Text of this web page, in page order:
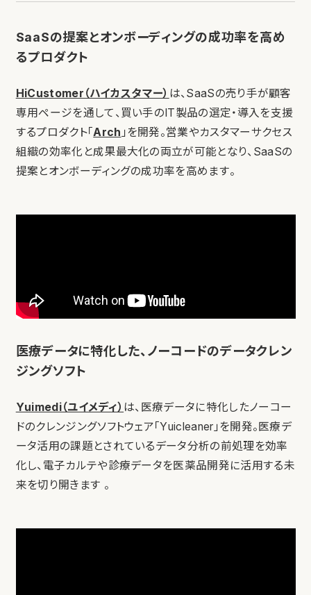
SaaSの提案とオンボーディングの成功率を高め
るプロダクト
HiCustomer（ハイカスタマー） は、SaaSの売り手が顧客
専用ページを通して、買い手のIT製品の選定・導入を支援
するプロダクト「Arch 」を開発。営業やカスタマーサクセス
組織の効率化と成果最大化の両立が可能となり、SaaSの
提案とオンボーディングの成功率を高めます。
医療データに特化した、ノーコードのデータクレン
ジングソフト
Yuimedi（ユイメディ） は、医療データに特化したノーコー
ドのクレンジングソフトウェア「Yuicleaner」を開発。医療デ
ータ活用の課題とされているデータ分析の前処理を効率
化し、電子カルテや診療データを医薬品開発に活用する未
来を切り開きます 。